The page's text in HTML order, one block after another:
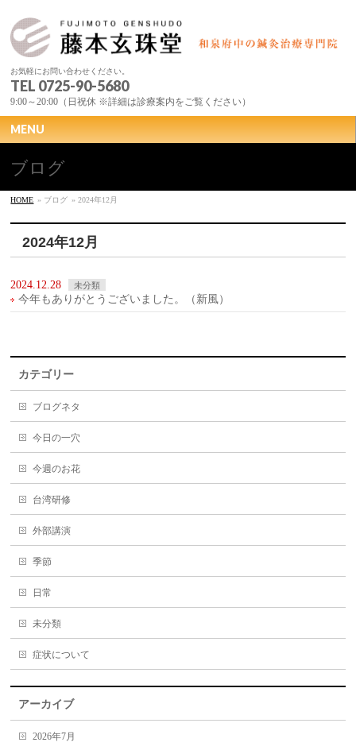
お気軽にお問い合わせください。
TEL 0725-90-5680
9:00～20:00（日祝休 ※詳細は診療案内をご覧ください）
MENU
ブログ
HOME » ブログ » 2024年12月
2024年12月
2024.12.28 未分類
今年もありがとうございました。（新風）
カテゴリー
ブログネタ
今日の一穴
今週のお花
台湾研修
外部講演
季節
日常
未分類
症状について
アーカイブ
2026年7月